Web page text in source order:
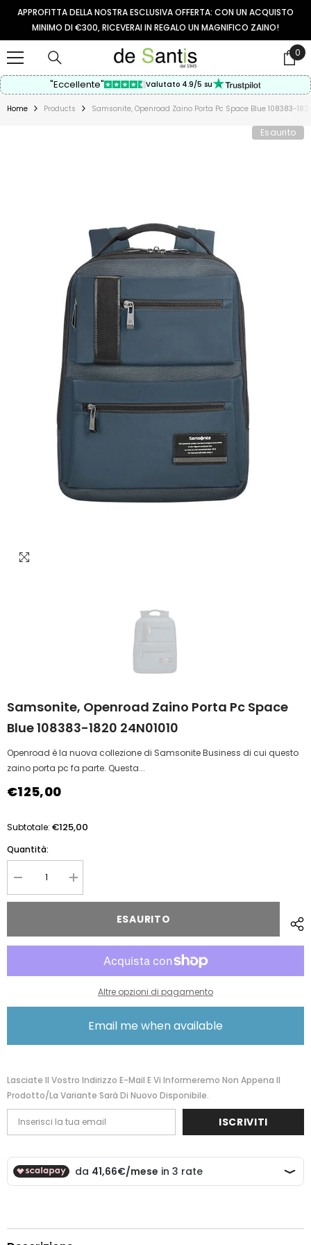
VAI AL CONTENUTO
APPROFITTA DELLA NOSTRA ESCLUSIVA OFFERTA: CON UN ACQUISTO
MINIMO DI €300, RICEVERAI IN REGALO UN MAGNIFICO ZAINO!
0
0
"Eccellente" Valutato 4.9/5 su
Home Products Samsonite, Openroad Zaino Porta Pc Space Blue 108383-
Esaurito
Samsonite, Openroad Zaino Porta Pc Space
Blue 108383-1820 24N01010
Openroad è la nuova collezione di Samsonite Business di cui questo
zaino porta pc fa parte. Questa...
€125,00
Subtotale: €125,00
Quantità:
Diminuire
la
quantità
openroad
zaino
space
1820
Aumentare
la
quantità
Samsonite,
openroad
zaino
space
108383-
1820
ESAURITO
Altre opzioni di pagamento
Email me when available
Lasciate Il Vostro Indirizzo E-Mail E Vi Informeremo Non Appena Il
Prodotto/la Variante Sarà Di Nuovo Disponibile.
ISCRIVITI